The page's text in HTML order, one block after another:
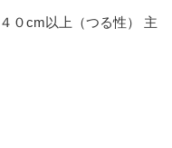
cm以上（つる性）
主